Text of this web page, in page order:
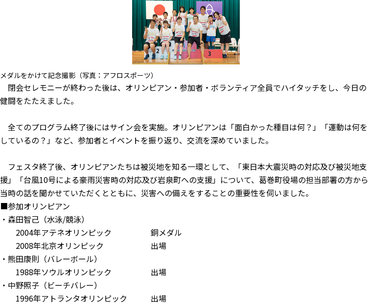
メダルをかけて記念撮影（写真：アフロスポーツ）
閉会セレモニーが終わった後は、オリンピアン・参加者・ボランティア全員でハイタッチをし、今日の
健闘をたたえました。
全てのプログラム終了後にはサイン会を実施。オリンピアンは「面白かった種目は何？」「運動は何を
しているの？」など、参加者とイベントを振り返り、交流を深めていました。
フェスタ終了後、オリンピアンたちは被災地を知る一環として、「東日本大震災時の対応及び被災地支
援」「台風10号による豪雨災害時の対応及び岩泉町への支援」について、葛巻町役場の担当部署の方から
当時の話を聞かせていただくとともに、災害への備えをすることの重要性を伺いました。
■参加オリンピアン
・森田智己（水泳/競泳）
2004年アテネオリンピック 銅メダル
2008年北京オリンピック 出場
・熊田康則（バレーボール）
1988年ソウルオリンピック 出場
・中野照子（ビーチバレー）
1996年アトランタオリンピック 出場